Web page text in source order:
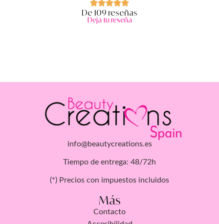
De 109 reseñas
Deja tu reseña
info@beautycreations.es
Tiempo de entrega: 48/72h
(*) Precios con impuestos incluidos
Más
Contacto